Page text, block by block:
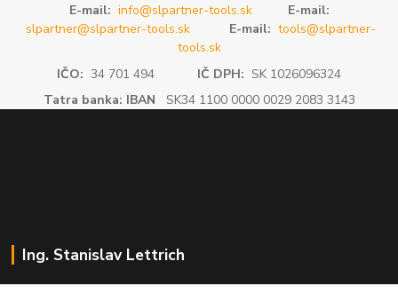
E-mail: info@slpartner-tools.sk
E-mail:
slpartner@slpartner-tools.sk
E-mail: tools@slpartner-
tools.sk
IČO: 34 701 494 IČ DPH: SK 1026096324
Tatra banka: IBAN SK34 1100 0000 0029 2083 3143
Ing. Stanislav Lettrich